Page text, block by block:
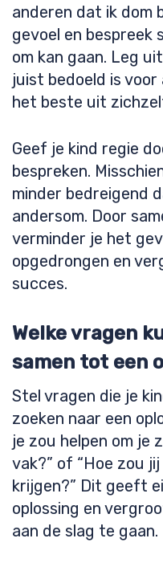
anderen dat ik dom
gevoel en bespreek
om kan gaan. Leg
juist bedoeld is
het beste uit
Geef je kind regie
bespreken.
minder bedreigend
andersom. Door
verminder je het
opgedrongen en
succes.
Welke vragen
samen tot een
Stel vragen die je
zoeken naar een
je zou helpen om je
vak?” of “Hoe zou
krijgen?” Dit geeft
oplossing en
aan de slag te gaan.